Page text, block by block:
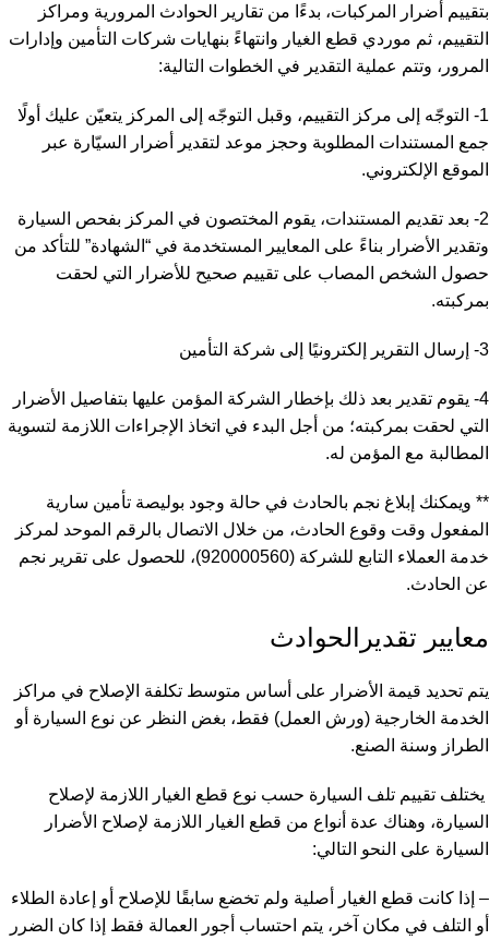
بتقييم أضرار المركبات، بدءًا من تقارير الحوادث المرورية ومراكز
التقييم، ثم موردي قطع الغيار وانتهاءً بنهايات شركات التأمين وإدارات
المرور، وتتم عملية التقدير في الخطوات التالية:
1- التوجّه إلى مركز التقييم، وقبل التوجّه إلى المركز يتعيّن عليك أولًا
جمع المستندات المطلوبة وحجز موعد لتقدير أضرار السيّارة عبر
الموقع الإلكتروني.
2- بعد تقديم المستندات، يقوم المختصون في المركز بفحص السيارة
وتقدير الأضرار بناءً على المعايير المستخدمة في “الشهادة” للتأكد من
حصول الشخص المصاب على تقييم صحيح للأضرار التي لحقت
بمركبته.
3- إرسال التقرير إلكترونيًا إلى شركة التأمين
4- يقوم تقدير بعد ذلك بإخطار الشركة المؤمن عليها بتفاصيل الأضرار
التي لحقت بمركبته؛ من أجل البدء في اتخاذ الإجراءات اللازمة لتسوية
المطالبة مع المؤمن له.
** ويمكنك إبلاغ نجم بالحادث في حالة وجود بوليصة تأمين سارية
المفعول وقت وقوع الحادث، من خلال الاتصال بالرقم الموحد لمركز
خدمة العملاء التابع للشركة (920000560)، للحصول على تقرير نجم
عن الحادث.
معايير تقديرالحوادث
يتم تحديد قيمة الأضرار على أساس متوسط ​​تكلفة الإصلاح في مراكز
الخدمة الخارجية (ورش العمل) فقط، بغض النظر عن نوع السيارة أو
الطراز وسنة الصنع.
يختلف تقييم تلف السيارة حسب نوع قطع الغيار اللازمة لإصلاح
السيارة، وهناك عدة أنواع من قطع الغيار اللازمة لإصلاح الأضرار
السيارة على النحو التالي:
– إذا كانت قطع الغيار أصلية ولم تخضع سابقًا للإصلاح أو إعادة الطلاء
أو التلف في مكان آخر، يتم احتساب أجور العمالة فقط إذا كان الضرر